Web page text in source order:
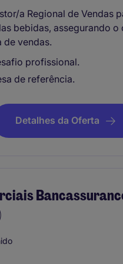
a Regional de Vendas
bebidas, assegurando
de vendas.
profissional.
de referência.
Detalhes da Oferta